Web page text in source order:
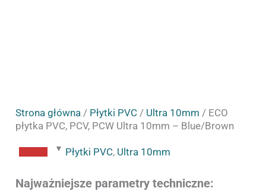
Strona główna / Płytki PVC / Ultra 10mm / ECO
płytka PVC, PCV, PCW Ultra 10mm – Blue/Brown
Płytki PVC, Ultra 10mm
Najważniejsze parametry techniczne: